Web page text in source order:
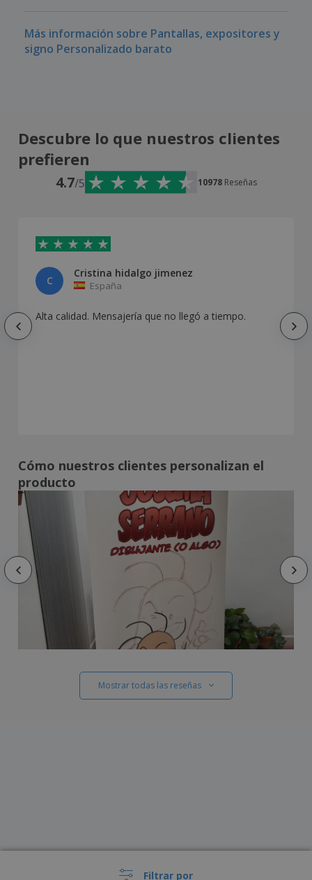
Filtrar por
Más información sobre Pantallas, expositores y
signo Personalizado barato
Descubre lo que nuestros clientes
prefieren
4.7/5 10978 Reseñas
C
Cristina hidalgo jimenez
España
Alta calidad. Mensajería que no llegó a tiempo.
Cómo nuestros clientes personalizan el
producto
Mostrar todas las reseñas